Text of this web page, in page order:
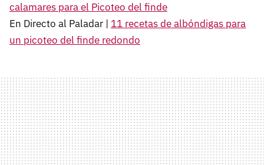
calamares para el Picoteo del finde
En Directo al Paladar | 11 recetas de albóndigas para
un picoteo del finde redondo